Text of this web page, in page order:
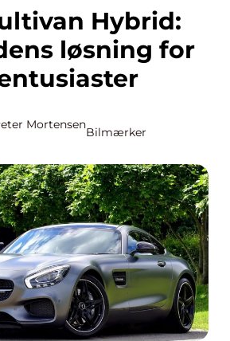
løsning for
Mortensen
Bilmærker